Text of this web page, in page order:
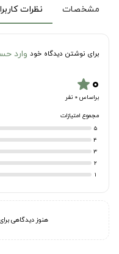
مشخصات نظرات
برای نوشتن دیدگاه خود وارد
۰star
براساس 0 نفر
مجموع امتیازات
5
4
3
2
1
هنوز دیدگاهی